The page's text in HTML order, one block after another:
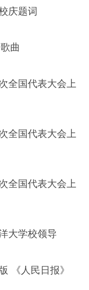
庆题词
曲
全国代表大会上
全国代表大会上
全国代表大会上
大学校领导
《人民日报》